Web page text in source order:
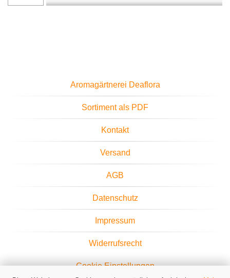
Aromagärtnerei Deaflora
Sortiment als PDF
Kontakt
Versand
AGB
Datenschutz
Impressum
Widerrufsrecht
Cookie Einstellungen